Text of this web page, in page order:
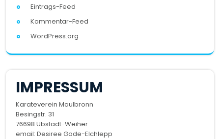
Eintrags-Feed
Kommentar-Feed
WordPress.org
IMPRESSUM
Karateverein Maulbronn
Besingstr. 31
76698 Ubstadt-Weiher
email: Desiree Gode-Elchlepp